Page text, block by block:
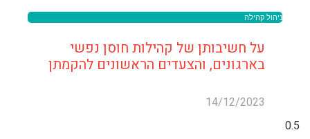
ניהול קהילה
על חשיבותן של קהילות חוסן נפשי
בארגונים, והצעדים הראשונים להקמתן
14/12/2023